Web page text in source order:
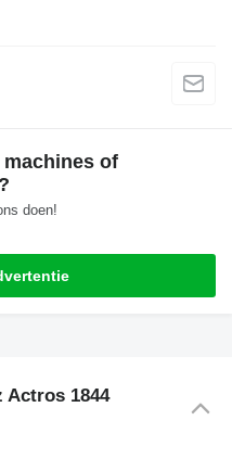
of
doen!
Actros 1844